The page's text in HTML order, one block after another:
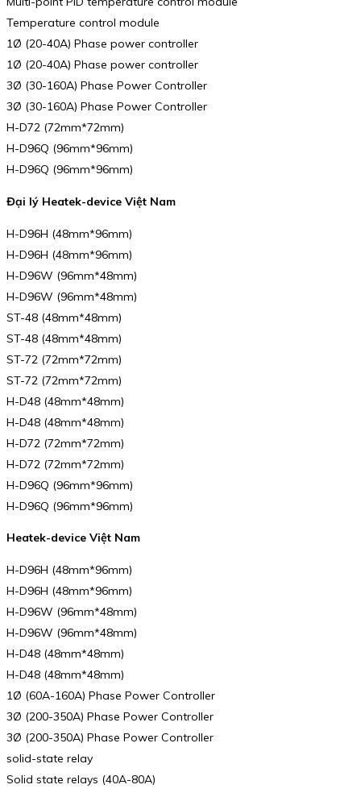
Temperature control module
1Ø (20-40A) Phase power controller
1Ø (20-40A) Phase power controller
3Ø (30-160A) Phase Power Controller
3Ø (30-160A) Phase Power Controller
H-D72 (72mm*72mm)
H-D96Q (96mm*96mm)
H-D96Q (96mm*96mm)
Đại lý Heatek-device Việt Nam
H-D96H (48mm*96mm)
H-D96H (48mm*96mm)
H-D96W (96mm*48mm)
H-D96W (96mm*48mm)
ST-48 (48mm*48mm)
ST-48 (48mm*48mm)
ST-72 (72mm*72mm)
ST-72 (72mm*72mm)
H-D48 (48mm*48mm)
H-D48 (48mm*48mm)
H-D72 (72mm*72mm)
H-D72 (72mm*72mm)
H-D96Q (96mm*96mm)
H-D96Q (96mm*96mm)
Heatek-device Việt Nam
H-D96H (48mm*96mm)
H-D96H (48mm*96mm)
H-D96W (96mm*48mm)
H-D96W (96mm*48mm)
H-D48 (48mm*48mm)
H-D48 (48mm*48mm)
1Ø (60A-160A) Phase Power Controller
3Ø (200-350A) Phase Power Controller
3Ø (200-350A) Phase Power Controller
solid-state relay
Solid state relays (40A-80A)